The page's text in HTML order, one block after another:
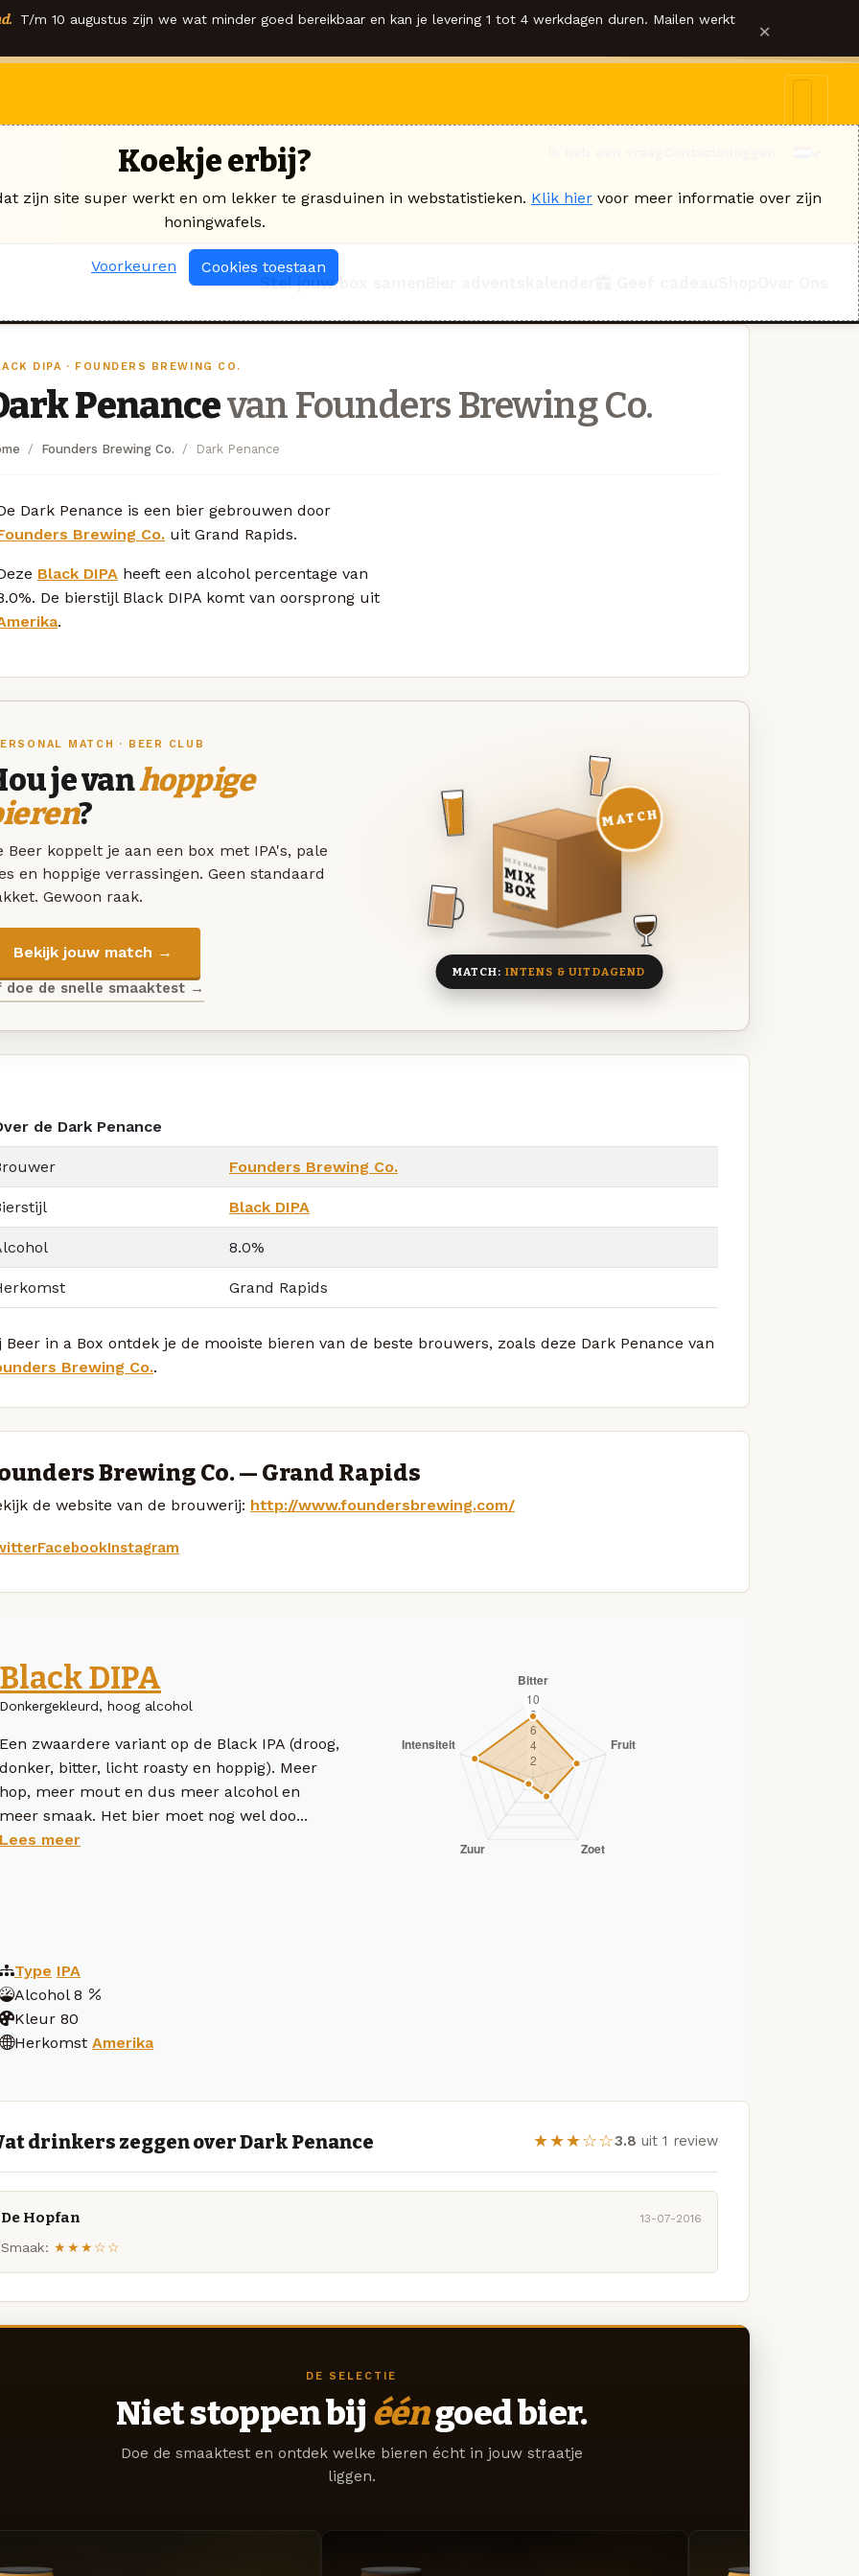
T/m 10 augustus zijn we wat minder goed bereikbaar en kan je levering 1 tot 4 werkdagen duren. Mailen werkt ×
Stel jouw box samen
DIPA · FOUNDERS BREWING CO.
Penancevan Founders Brewing Co.
Founders Brewing Co. Dark Penance
Dark Penance is een bier gebrouwen door
Brewing Co. uit Grand Rapids.
Black DIPA heeft een alcohol percentage van
De bierstijl Black DIPA komt van oorsprong uit
.
MATCH · BEER CLUB
je vanhoppige
?
Beer koppelt je aan een box met IPA's, pale
en hoppige verrassingen. Geen standaard
Gewoon raak.
Bekijk jouw match →
doe de snelle smaaktest →
DEZE MAAND
MIX
BOX
8 BIEREN
MATCH
MATCH: INTENS & UITDAGEND
de Dark Penance
Founders Brewing Co.
Black DIPA
8.0%
Grand Rapids
Beer in a Box ontdek je de mooiste bieren van de beste brouwers, zoals deze Dark Penance van
Brewing Co..
Brewing Co. — Grand Rapids
de website van de brouwerij: http://www.foundersbrewing.com/
FacebookInstagram
Black DIPA
Donkergekleurd, hoog alcohol
Een zwaardere variant op de Black IPA (droog,
donker, bitter, licht roasty en hoppig). Meer
hop, meer mout en dus meer alcohol en
meer smaak. Het bier moet nog wel doo...
Lees meer
Type IPA
Alcohol 8
Kleur 80
Herkomst Amerika
drinkers zeggen over Dark Penance ★★★☆☆3.8 uit 1 review
De Hopfan 13-07-2016
Smaak: ★★★☆☆
DE SELECTIE
Niet stoppen bij ééngoed bier.
Doe de smaaktest en ontdek welke bieren écht in jouw straatje
liggen.
Koekje erbij?
zijn site super werkt en om lekker te grasduinen in webstatistieken. Klik hier voor meer informatie over zijn
honingwafels.
Voorkeuren Cookies toestaan